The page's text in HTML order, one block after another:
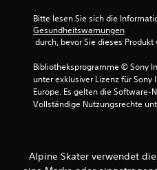
Bitte lesen Sie sich die
Gesundheitswarnungen
durch, bevor Sie dieses
Bibliotheksprogramme © Sony
unter exklusiver Lizenz für
Europe. Es gelten die Software-
Vollständige Nutzungsrechte
Alpine Skater verwendet